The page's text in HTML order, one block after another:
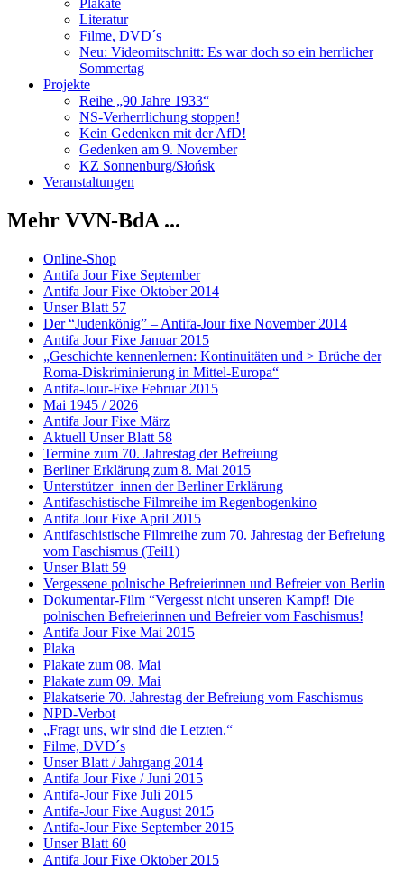
Plakate
Literatur
Filme, DVD´s
Neu: Videomitschnitt: Es war doch so ein herrlicher
Sommertag
Projekte
Reihe „90 Jahre 1933“
NS-Verherrlichung stoppen!
Kein Gedenken mit der AfD!
Gedenken am 9. November
KZ Sonnenburg/Słońsk
Veranstaltungen
Mehr VVN-BdA ...
Online-Shop
Antifa Jour Fixe September
Antifa Jour Fixe Oktober 2014
Unser Blatt 57
Der “Judenkönig” – Antifa-Jour fixe November 2014
Antifa Jour Fixe Januar 2015
„Geschichte kennenlernen: Kontinuitäten und > Brüche der
Roma-Diskriminierung in Mittel-Europa“
Antifa-Jour-Fixe Februar 2015
Mai 1945 / 2026
Antifa Jour Fixe März
Aktuell Unser Blatt 58
Termine zum 70. Jahrestag der Befreiung
Berliner Erklärung zum 8. Mai 2015
Unterstützer_innen der Berliner Erklärung
Antifaschistische Filmreihe im Regenbogenkino
Antifa Jour Fixe April 2015
Antifaschistische Filmreihe zum 70. Jahrestag der Befreiung
vom Faschismus (Teil1)
Unser Blatt 59
Vergessene polnische Befreierinnen und Befreier von Berlin
Dokumentar-Film “Vergesst nicht unseren Kampf! Die
polnischen Befreierinnen und Befreier vom Faschismus!
Antifa Jour Fixe Mai 2015
Plaka
Plakate zum 08. Mai
Plakate zum 09. Mai
Plakatserie 70. Jahrestag der Befreiung vom Faschismus
NPD-Verbot
„Fragt uns, wir sind die Letzten.“
Filme, DVD´s
Unser Blatt / Jahrgang 2014
Antifa Jour Fixe / Juni 2015
Antifa-Jour Fixe Juli 2015
Antifa-Jour Fixe August 2015
Antifa-Jour Fixe September 2015
Unser Blatt 60
Antifa Jour Fixe Oktober 2015